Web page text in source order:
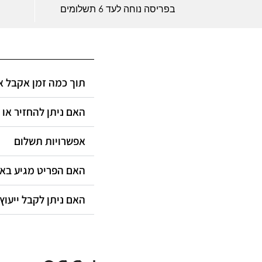
בפריסה נוחה לעד 6 תשלומים
תוך כמה זמן אקבל
האם ניתן להחזיר
אפשרויות תשלום
האם הפריט מגיע
האם ניתן לקבל